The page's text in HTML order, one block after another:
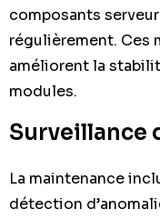
composants
régulièrement. Ces
améliorent la
modules.
Surveillance
La maintenance
détection